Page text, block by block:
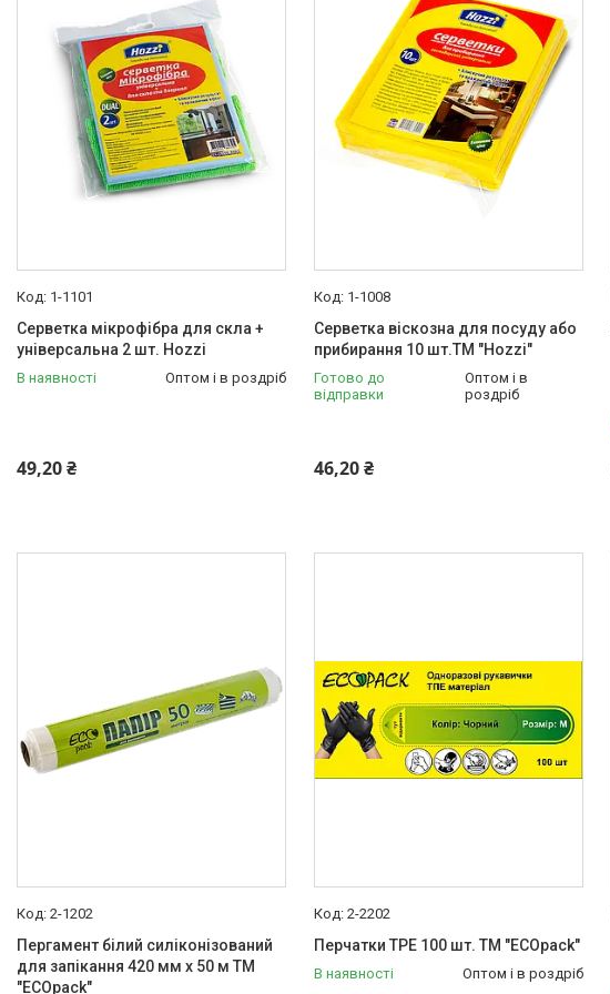
1-1101
Серветка мікрофібра для скла +
універсальна 2 шт. Hozzi
В наявності Оптом і в роздріб
49,20 ₴
1-1008
Серветка віскозна для посуду або
прибирання 10 шт.ТМ "Hozzi"
Готово до
відправки
Оптом і в
роздріб
46,20 ₴
2-1202
Пергамент білий силіконізований
для запікання 420 мм х 50 м ТМ
"ECOpack"
2-2202
Перчатки TPE 100 шт. ТМ "ECOpack"
В наявності Оптом і в роздріб